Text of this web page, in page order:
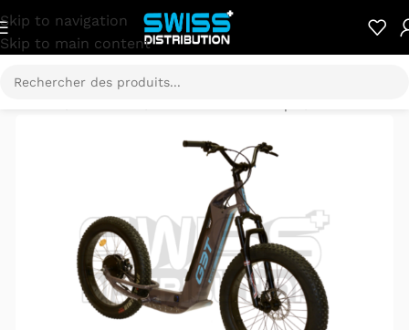
Skip to navigation
Skip to main content